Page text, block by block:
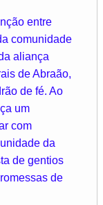
entre
comunidade
aliança
de Abraão,
de fé. Ao
um
com
da
de gentios
de